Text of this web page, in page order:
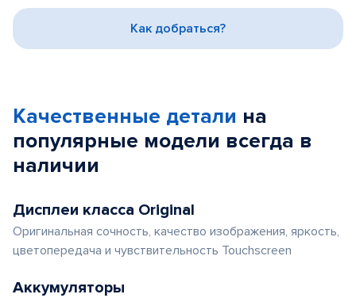
3
Как добраться?
Качественные детали на
популярные модели всегда в
наличии
Дисплеи класса Original
Оригинальная сочность, качество изображения, яркость,
цветопередача и чувствительность Touchscreen
Аккумуляторы